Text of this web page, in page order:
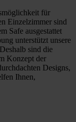
für
Einzelzimmer sind
Safe ausgestattet
unterstützt unsere
sind die
Konzept der
Designs,
Ihnen,